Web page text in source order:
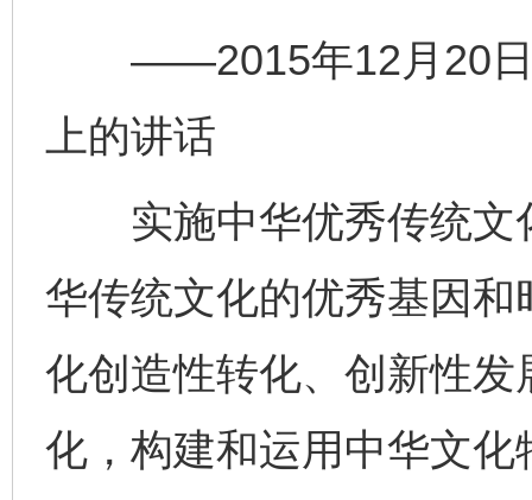
——2015年12月20日
上的讲话
实施中华优秀传统文
华传统文化的优秀基因
化创造性转化、创新性
化，构建和运用中华文